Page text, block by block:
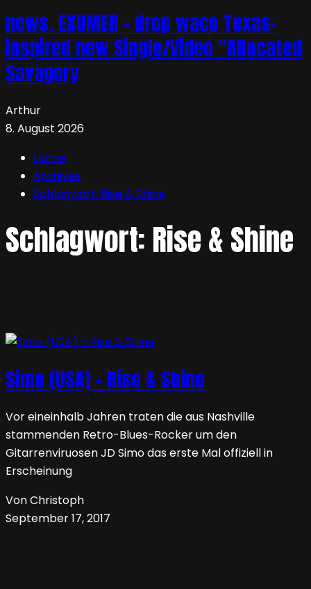
news. EXUMER – drop waco Texas-
inspired new Single/Video “Allocated
Savagery
Arthur
8. August 2026
Home
Archives
Schlagwort: Rise & Shine
Schlagwort: Rise & Shine
Simo (USA) – Rise & Shine
Vor eineinhalb Jahren traten die aus Nashville
stammenden Retro-Blues-Rocker um den
Gitarrenviruosen JD Simo das erste Mal offiziell in
Erscheinung
Von Christoph
September 17, 2017